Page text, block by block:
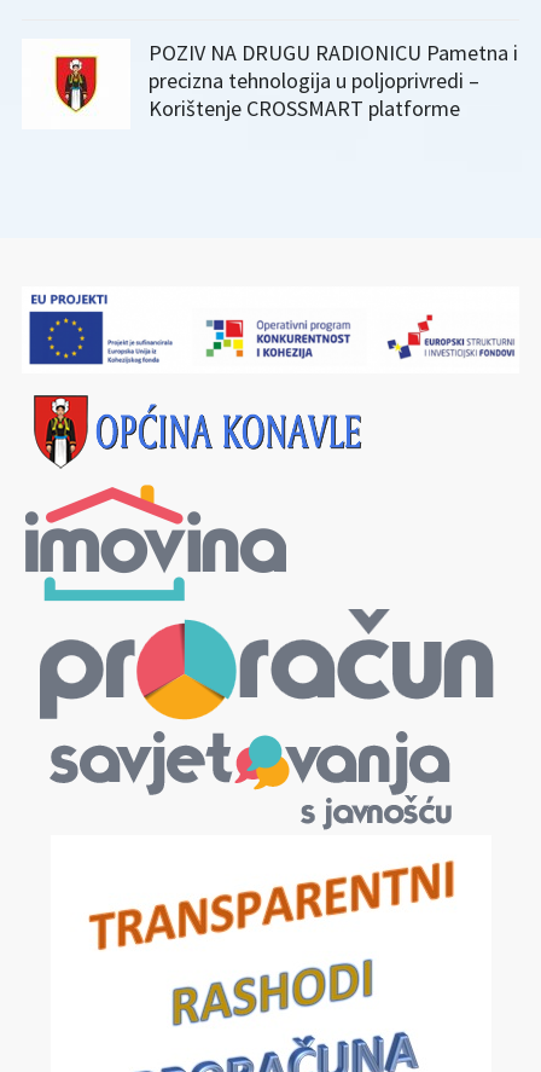
POZIV NA DRUGU RADIONICU Pametna i
precizna tehnologija u poljoprivredi –
Korištenje CROSSMART platforme